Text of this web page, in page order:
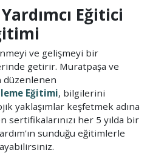
Eğitici
ve gelişmeyi bir
getirir. Muratpaşa ve
düzenlenen
Eğitimi, bilgilerini
yaklaşımlar keşfetmek adına
sertifikalarınızı her 5 yılda bir
sunduğu eğitimlerle